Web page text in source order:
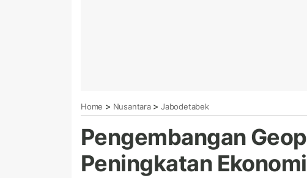
Home > Nusantara> Jabodetabek
Pengembangan
Peningkatan Ekonomi